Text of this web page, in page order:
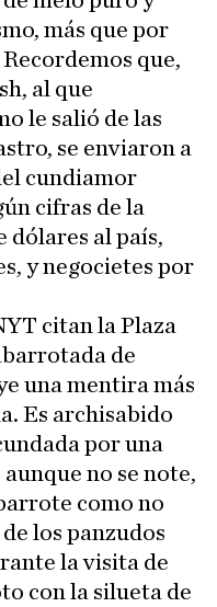
más que por
que,
al que
le salió de las
se enviaron a
cundiamor
cifras de la
dólares al país,
y negocietes por
citan la Plaza
de
una mentira más
Es archisabido
por una
no se note,
como no
los panzudos
la visita de
con la silueta de